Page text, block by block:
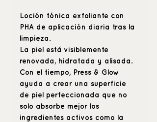
Loción tónica exfoliante con
PHA de aplicación diaria tras la
limpieza.
La piel está visiblemente
renovada, hidratada y alisada.
Con el tiempo, Press & Glow
ayuda a crear una superficie
de piel perfeccionada que no
solo absorbe mejor los
ingredientes activos como la